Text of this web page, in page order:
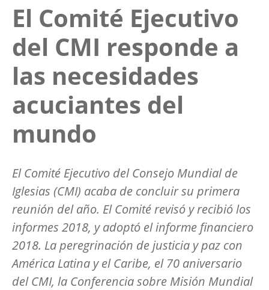
El Comité Ejecutivo
del CMI responde a
las necesidades
acuciantes del
mundo
El Comité Ejecutivo del Consejo Mundial de
Iglesias (CMI) acaba de concluir su primera
reunión del año. El Comité revisó y recibió los
informes 2018, y adoptó el informe financiero
2018. La peregrinación de justicia y paz con
América Latina y el Caribe, el 70 aniversario
del CMI, la Conferencia sobre Misión Mundial